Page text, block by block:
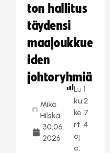
ton hallitus
täydensi
maajoukkue
iden
johtoryhmiä
Mika
Hilska
30.06.
2026
Lu
ku
ke
rt
oj
a:
1
2
7
4